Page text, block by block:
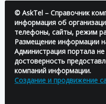
© AskTel – Справочник
информация об
телефоны, сайты, режим
Размещение информации
Администрация портала
достоверность
компаний информации.
Создание и продвижение